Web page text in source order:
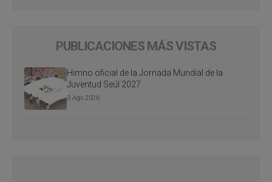
PUBLICACIONES MÁS VISTAS
Himno oficial de la Jornada Mundial de la
Juventud Seúl 2027
3 Ago 2026